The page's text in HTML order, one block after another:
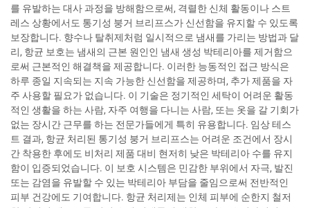
를 유발하는 대사 과정을 방해함으로써, 격렬한 신체 활동이나 스트
레스 상황에서도 통기성 붕거 브리프스가 신선함을 유지할 수 있도록
보장합니다. 향수나 탈취제처럼 일시적으로 냄새를 가리는 방법과 달
리, 항균 보호는 냄새의 근본 원인인 냄새 생성 박테리아를 제거함으
로써 근본적인 해결책을 제공합니다. 이러한 능동적인 접근 방식은
하루 종일 지속되는 지속 가능한 신선함을 제공하며, 추가 제품을 자
주 사용할 필요가 없습니다. 이 기술은 정기적인 세탁이 어려운 활동
적인 생활을 하는 사람, 자주 여행을 다니는 사람, 또는 옷을 갈 기회가
없는 장시간 근무를 하는 전문가들에게 특히 유용합니다. 임상 테스
트 결과, 항균 처리된 통기성 붕거 브리프스는 어려운 조건에서 장시
간 착용한 후에도 비처리 제품 대비 현저히 낮은 박테리아 수를 유지
함이 입증되었습니다. 이 보호 시스템은 민감한 부위에서 자극, 발진
또는 감염을 유발할 수 있는 박테리아 부담을 줄임으로써 전반적인
피부 건강에도 기여합니다. 항균 처리제는 인체 피부에 순한지 철저